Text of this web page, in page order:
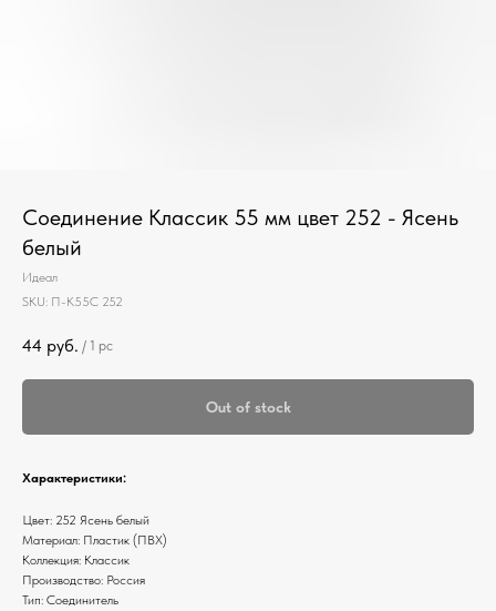
Соединение Классик 55 мм цвет 252 - Ясень
белый
Идеал
SKU: П-К55С 252
44 руб. / 1 pc
Out of stock
Характеристики:
Цвет: 252 Ясень белый
Материал: Пластик (ПВХ)
Коллекция: Классик
Производство: Россия
Тип: Соединитель